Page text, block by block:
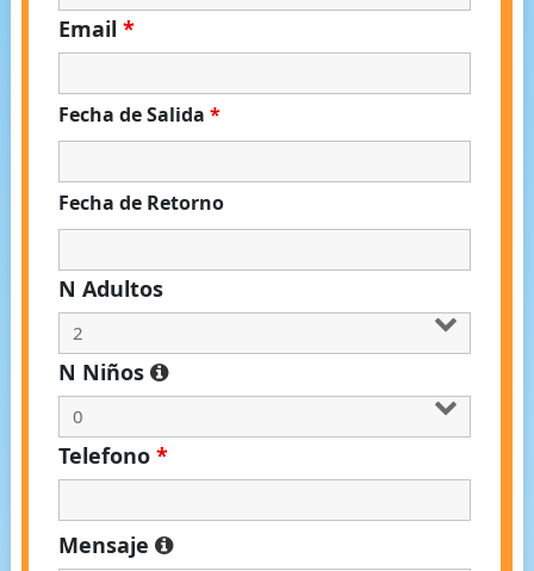
Email *
Fecha de Salida *
Fecha de Retorno
N Adultos
N Niños
Telefono *
Mensaje